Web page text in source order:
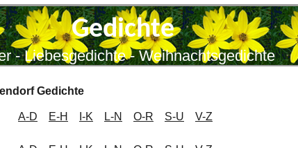
Gedichte
- Liebesgedichte - Weihnachtsgedichte
Gedichte
A-D E-H I-K L-N O-R S-U V-Z